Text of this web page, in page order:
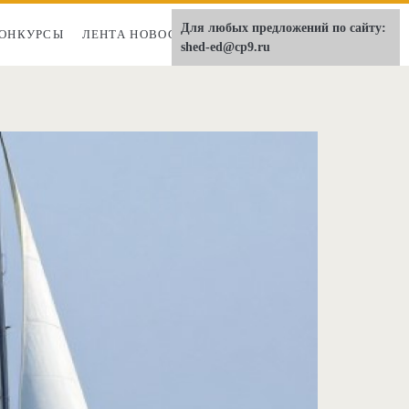
ЛЕНТА НОВОСТЕЙ О НАС
Для любых предложений по сайту:
shed-ed@cp9.ru